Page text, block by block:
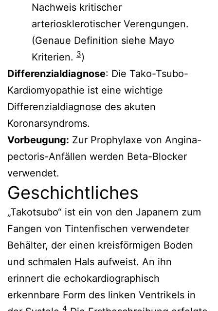
Nachweis kritischer
arteriosklerotischer Verengungen.
(Genaue Definition siehe Mayo
Kriterien. 3)
Differenzialdiagnose: Die Tako-Tsubo-
Kardiomyopathie ist eine wichtige
Differenzialdiagnose des akuten
Koronarsyndroms.
Vorbeugung: Zur Prophylaxe von Angina-
pectoris-Anfällen werden Beta-Blocker
verwendet.
Geschichtliches
„Takotsubo“ ist ein von den Japanern zum
Fangen von Tintenfischen verwendeter
Behälter, der einen kreisförmigen Boden
und schmalen Hals aufweist. An ihn
erinnert die echokardiographisch
erkennbare Form des linken Ventrikels in
4